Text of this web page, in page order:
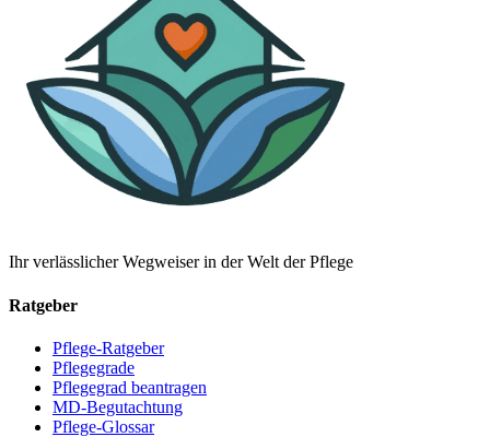
Ihr verlässlicher Wegweiser in der Welt der Pflege
Ratgeber
Pflege-Ratgeber
Pflegegrade
Pflegegrad beantragen
MD-Begutachtung
Pflege-Glossar